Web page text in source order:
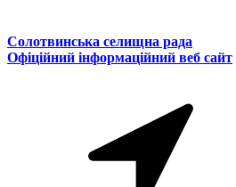
Солотвинська селищна рада
Офіційний інформаційний веб сайт